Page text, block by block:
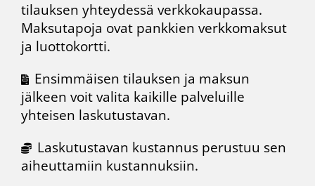
tilauksen yhteydessä verkkokaupassa.
Maksutapoja ovat pankkien verkkomaksut
ja luottokortti.
Ensimmäisen tilauksen ja maksun
jälkeen voit valita kaikille palveluille
yhteisen laskutustavan.
Laskutustavan kustannus perustuu sen
aiheuttamiin kustannuksiin.